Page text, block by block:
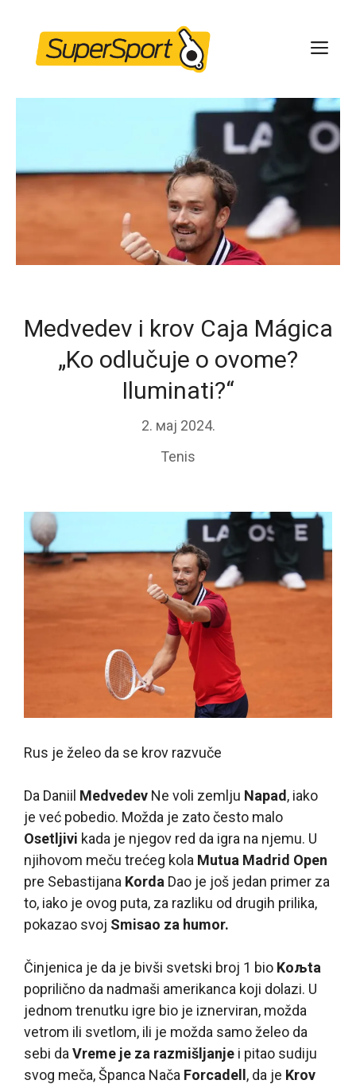
content
Medvedev i krov Caja Mágica
„Ko odlučuje o ovome?
Iluminati?“
2. мај 2024.
Tenis
Rus je želeo da se krov razvuče
Da Daniil Medvedev Ne voli zemlju Napad , iako
je već pobedio. Možda je zato često malo
Osetljivi kada je njegov red da igra na njemu. U
njihovom meču trećeg kola Mutua Madrid Open
pre Sebastijana Korda Dao je još jedan primer za
to, iako je ovog puta, za razliku od drugih prilika,
pokazao svoj Smisao za humor.
Činjenica je da je bivši svetski broj 1 bio Koљta
poprilično da nadmaši amerikanca koji dolazi. U
jednom trenutku igre bio je iznerviran, možda
vetrom ili svetlom, ili je možda samo želeo da
sebi da Vreme je za razmišljanje i pitao sudiju
svog meča, Španca Nača Forcadell , da je Krov